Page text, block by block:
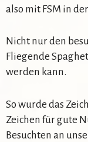
also mit FSM in
Nicht nur den
Fliegende
werden kann.
So wurde das
Zeichen für gute
Besuchten an